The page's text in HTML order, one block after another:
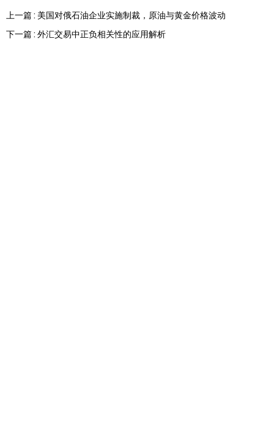
上一篇 : 美国对俄石油企业实施制裁，原油与黄金价格波动
下一篇 : 外汇交易中正负相关性的应用解析